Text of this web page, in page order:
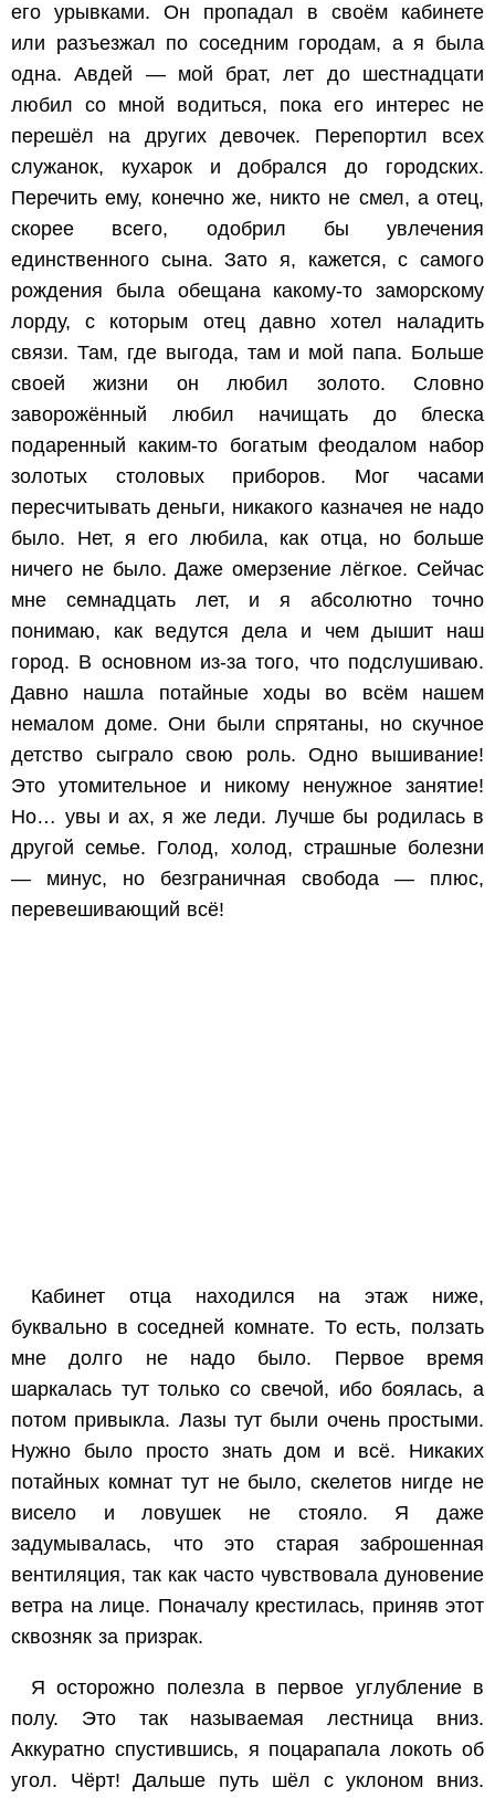
его урывками. Он пропадал в своём кабинете
или разъезжал по соседним городам, а я была
одна. Авдей — мой брат, лет до шестнадцати
любил со мной водиться, пока его интерес не
перешёл на других девочек. Перепортил всех
служанок, кухарок и добрался до городских.
Перечить ему, конечно же, никто не смел, а отец,
скорее всего, одобрил бы увлечения
единственного сына. Зато я, кажется, с самого
рождения была обещана какому-то заморскому
лорду, с которым отец давно хотел наладить
связи. Там, где выгода, там и мой папа. Больше
своей жизни он любил золото. Словно
заворожённый любил начищать до блеска
подаренный каким-то богатым феодалом набор
золотых столовых приборов. Мог часами
пересчитывать деньги, никакого казначея не надо
было. Нет, я его любила, как отца, но больше
ничего не было. Даже омерзение лёгкое. Сейчас
мне семнадцать лет, и я абсолютно точно
понимаю, как ведутся дела и чем дышит наш
город. В основном из-за того, что подслушиваю.
Давно нашла потайные ходы во всём нашем
немалом доме. Они были спрятаны, но скучное
детство сыграло свою роль. Одно вышивание!
Это утомительное и никому ненужное занятие!
Но… увы и ах, я же леди. Лучше бы родилась в
другой семье. Голод, холод, страшные болезни
— минус, но безграничная свобода — плюс,
перевешивающий всё!
Кабинет отца находился на этаж ниже,
буквально в соседней комнате. То есть, ползать
мне долго не надо было. Первое время
шаркалась тут только со свечой, ибо боялась, а
потом привыкла. Лазы тут были очень простыми.
Нужно было просто знать дом и всё. Никаких
потайных комнат тут не было, скелетов нигде не
висело и ловушек не стояло. Я даже
задумывалась, что это старая заброшенная
вентиляция, так как часто чувствовала дуновение
ветра на лице. Поначалу крестилась, приняв этот
сквозняк за призрак.
Я осторожно полезла в первое углубление в
полу. Это так называемая лестница вниз.
Аккуратно спустившись, я поцарапала локоть об
угол. Чёрт! Дальше путь шёл с уклоном вниз.